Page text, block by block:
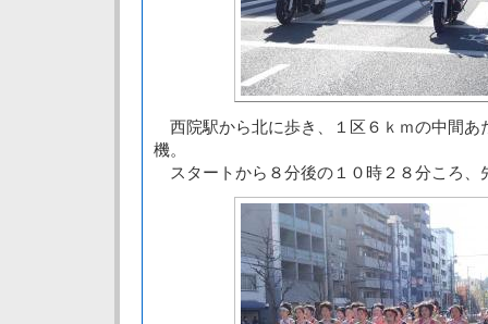
西院駅から北に歩き、１区６ｋｍの中間あ
機。
スタートから８分後の１０時２８分ころ、